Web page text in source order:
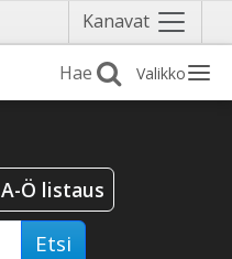
Kanavat Näytä
valikko
Valikko
A-Ö listaus
Etsi